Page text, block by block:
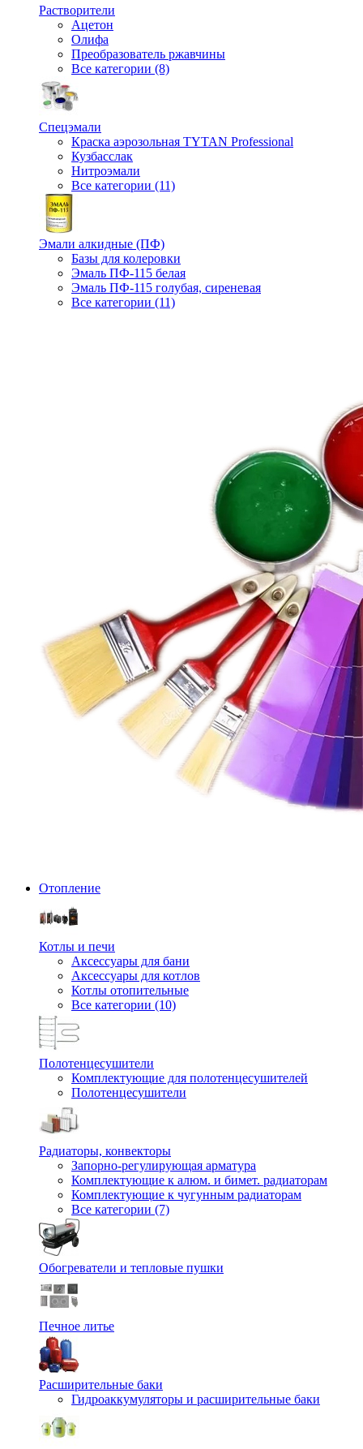
Растворители
Ацетон
Олифа
Преобразователь ржавчины
Все категории (8)
Спецэмали
Краска аэрозольная TYTAN Professional
Кузбасслак
Нитроэмали
Все категории (11)
Эмали алкидные (ПФ)
Базы для колеровки
Эмаль ПФ-115 белая
Эмаль ПФ-115 голубая, сиреневая
Все категории (11)
Отопление
Котлы и печи
Аксессуары для бани
Аксессуары для котлов
Котлы отопительные
Все категории (10)
Полотенцесушители
Комплектующие для полотенцесушителей
Полотенцесушители
Радиаторы, конвекторы
Запорно-регулирующая арматура
Комплектующие к алюм. и бимет. радиаторам
Комплектующие к чугунным радиаторам
Все категории (7)
Обогреватели и тепловые пушки
Печное литье
Расширительные баки
Гидроаккумуляторы и расширительные баки